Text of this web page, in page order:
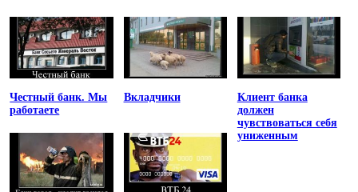
Честный банк. Мы
работаете
Вкладчики
Клиент банка
должен
чувствоваться себя
униженным